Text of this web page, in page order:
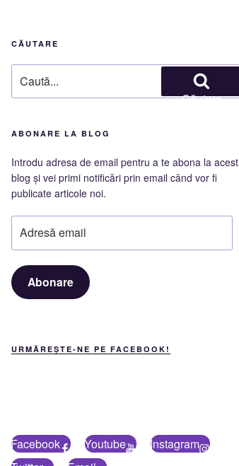
CĂUTARE
după:
Căutare
ABONARE LA BLOG
Introdu adresa de email pentru a te abona la acest
blog și vei primi notificări prin email când vor fi
publicate articole noi.
email
Abonare
URMĂREȘTE-NE PE FACEBOOK!
Facebook Youtube
Instagram